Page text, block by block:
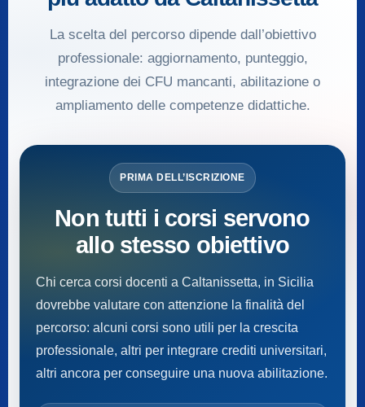
La scelta del percorso dipende dall’obiettivo
professionale: aggiornamento, punteggio,
integrazione dei CFU mancanti, abilitazione o
ampliamento delle competenze didattiche.
PRIMA DELL’ISCRIZIONE
Non tutti i corsi servono
allo stesso obiettivo
Chi cerca corsi docenti a Caltanissetta, in Sicilia
dovrebbe valutare con attenzione la finalità del
percorso: alcuni corsi sono utili per la crescita
professionale, altri per integrare crediti universitari,
altri ancora per conseguire una nuova abilitazione.